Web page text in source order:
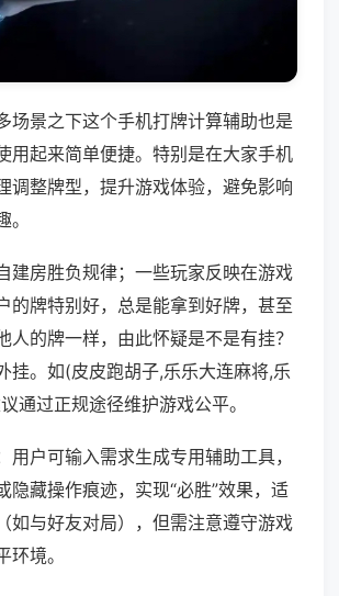
场景之下这个手机打牌计算辅助也是
用起来简单便捷。特别是在大家手机
调整牌型，提升游戏体验，避免影响
建房胜负规律；一些玩家反映在游戏
的牌特别好，总是能拿到好牌，甚至
人的牌一样，由此怀疑是不是有挂？
挂。如(皮皮跑胡子,乐乐大连麻将,乐
通过正规途径维护游戏公平。
用户可输入需求生成专用辅助工具，
隐藏操作痕迹，实现“必胜”效果，适
如与好友对局），但需注意遵守游戏
境。